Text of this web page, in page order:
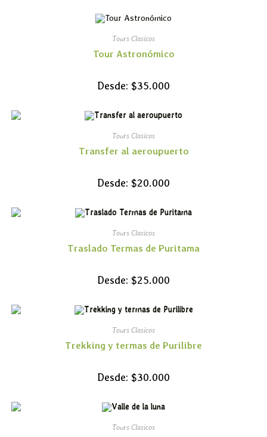
Tours Clasicos
Tour Astronómico
Desde: $35.000
Tours Clasicos
Transfer al aeroupuerto
Desde: $20.000
Tours Clasicos
Traslado Termas de Puritama
Desde: $25.000
Tours Clasicos
Trekking y termas de Purilibre
Desde: $30.000
Tours Clasicos